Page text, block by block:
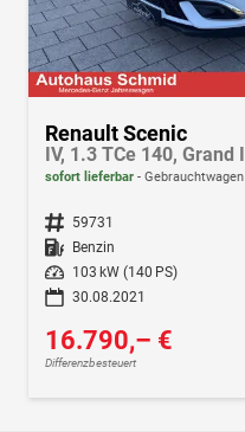
Renault Scenic
sofort lieferbar Gebrauchtwagen
Fahrzeugnr. 59731
Kraftstoff Benzin
Leistung
103 kW (140 PS)
30.08.2021
16.790,– €
Differenzbesteuert